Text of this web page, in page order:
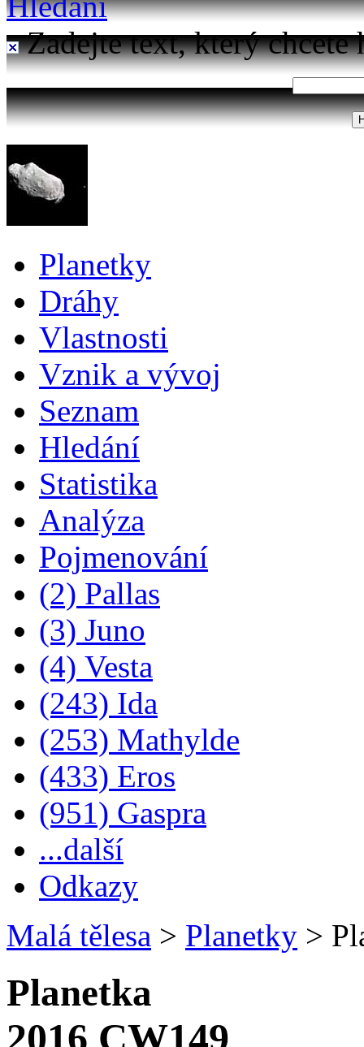
Zadejte text, který chcete
Planetky
Dráhy
Vlastnosti
Vznik a vývoj
Seznam
Hledání
Statistika
Analýza
Pojmenování
(2) Pallas
(3) Juno
(4) Vesta
(243) Ida
(253) Mathylde
(433) Eros
(951) Gaspra
...další
Odkazy
Malá tělesa > Planetky >
Planetka